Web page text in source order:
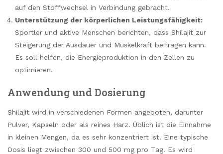
auf den Stoffwechsel in Verbindung gebracht.
Unterstützung der körperlichen Leistungsfähigkeit:
Sportler und aktive Menschen berichten, dass Shilajit zur
Steigerung der Ausdauer und Muskelkraft beitragen kann.
Es soll helfen, die Energieproduktion in den Zellen zu
optimieren.
Anwendung und Dosierung
Shilajit wird in verschiedenen Formen angeboten, darunter
Pulver, Kapseln oder als reines Harz. Üblich ist die Einnahme
in kleinen Mengen, da es sehr konzentriert ist. Eine typische
Dosis liegt zwischen 300 und 500 mg pro Tag. Es wird